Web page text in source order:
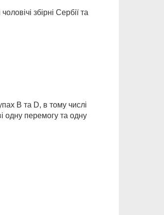
збірні Сербії та
В та D, в тому числі
одну перемогу та одну